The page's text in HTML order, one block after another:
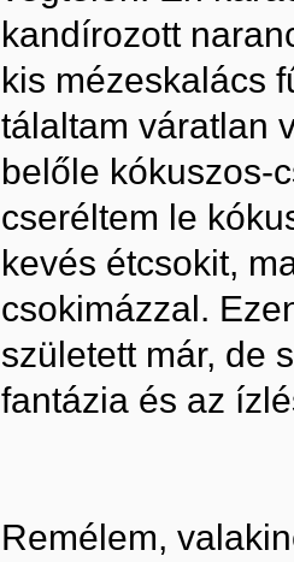
kandírozott
kis mézeskalács
tálaltam váratlan
belőle kókuszos-
cseréltem le
kevés étcsokit,
csokimázzal.
született már, de
fantázia és az
Remélem,